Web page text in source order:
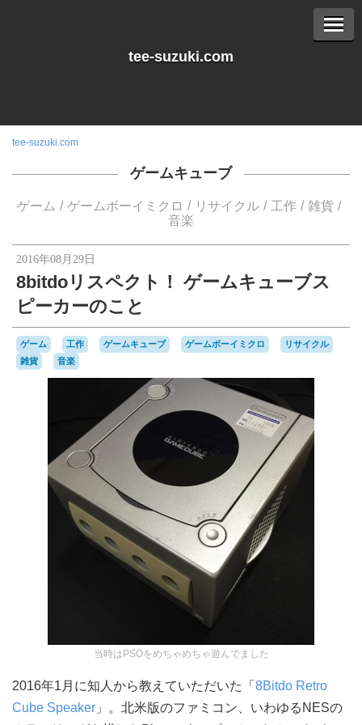
tee-suzuki.com
tee-suzuki.com
ゲームキューブ
ゲーム ゲームボーイミクロ リサイクル 工作
雑貨
音楽
2016年08月29日
8bitdoリスペクト！ ゲームキューブス
ピーカーのこと
ゲーム 工作 ゲームキューブ ゲームボーイミクロ
リサイクル
雑貨
音楽
当時はPSOをめちゃめちゃ遊んでました
2016年1月に知人から教えていただいた「 8Bitdo Retro
Cube Speaker 」。北米版のファミコン、いわゆるNESの